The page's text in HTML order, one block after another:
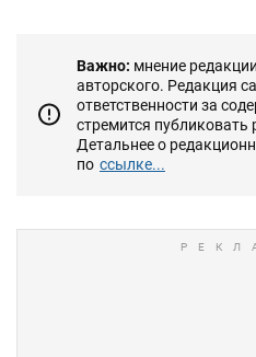
Важно: мнение
авторского. Редакция
ответственности за
стремится публиковать
Детальнее о
по ссылке...